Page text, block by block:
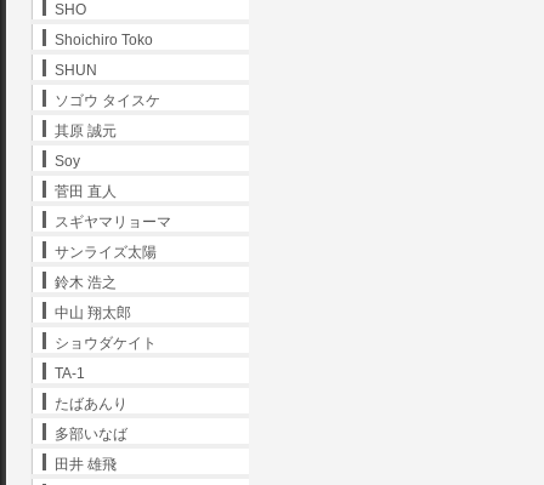
SHO
Shoichiro Toko
SHUN
ソゴウ タイスケ
其原 誠元
Soy
菅田 直人
スギヤマリョーマ
サンライズ太陽
鈴木 浩之
中山 翔太郎
ショウダケイト
TA-1
たばあんり
多部いなば
田井 雄飛